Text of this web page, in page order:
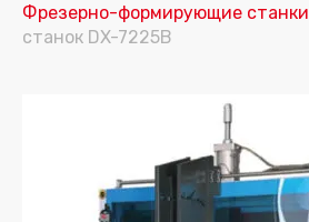
Фрезерно-формирующие станки
станок DX-7225B